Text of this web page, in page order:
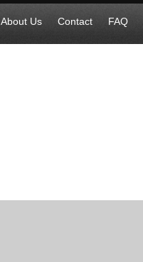
About Us Contact FAQ